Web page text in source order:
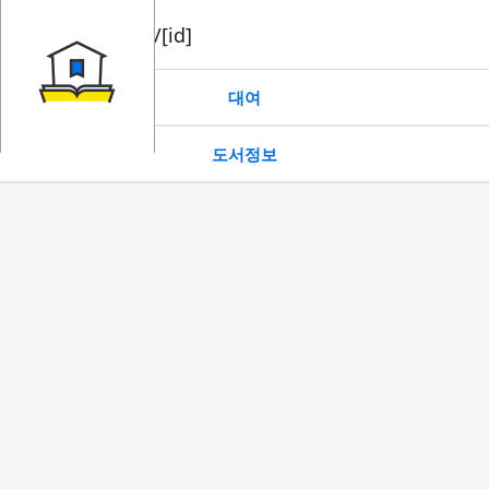
book/rent/[id]
대여
도서정보